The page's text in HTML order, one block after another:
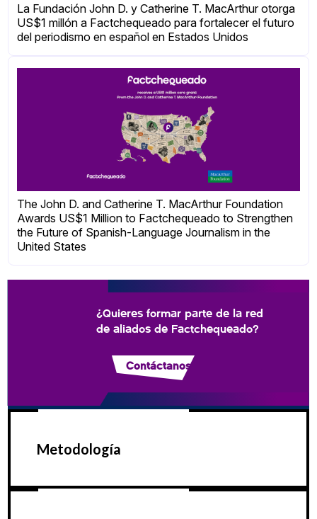
La Fundación John D. y Catherine T. MacArthur otorga
US$1 millón a Factchequeado para fortalecer el futuro
del periodismo en español en Estados Unidos
The John D. and Catherine T. MacArthur Foundation
Awards US$1 Million to Factchequeado to Strengthen
the Future of Spanish-Language Journalism in the
United States
¿Quieres formar parte de la red
de aliados de Factchequeado?
Contáctanos
Metodología